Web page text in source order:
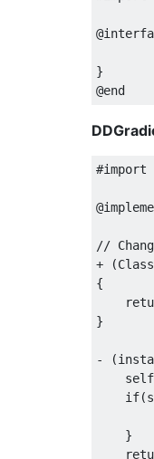
}
@end
#import
//
+
(Class
{
}
- (
self
if(
}